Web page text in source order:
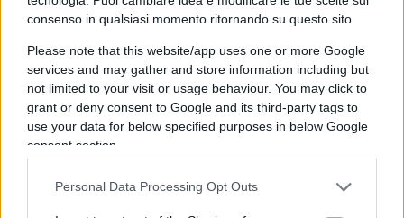
consenso in qualsiasi momento ritornando su questo sito
Please note that this website/app uses one or more Google
services and may gather and store information including but
not limited to your visit or usage behaviour. You may click to
grant or deny consent to Google and its third-party tags to
use your data for below specified purposes in below Google
consent section.
Personal Data Processing Opt Outs
rispetto all’anno precedente. Nella prima riga in
particolare troviamo il dato totale di fine anno, sia
del 2018 che del 2017. È proprio dalla differenza
tra i4374 mld di euro di fine 2017e i4218 mld
contabilizzati a fine 2018che si evince la perdita di
156 mlddi cui si parlava in apertura di